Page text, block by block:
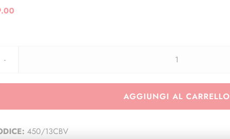
Francobolli
dei
AGGIUNGI AL CARRELLO
450/13CBV